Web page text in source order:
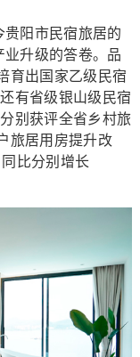
阳市民宿旅居的
业升级的答卷。品
育出国家乙级民宿
有省级银山级民宿
别获评全省乡村旅
旅居用房提升改
比分别增长